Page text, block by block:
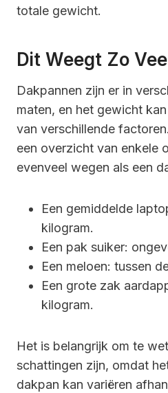
totale gewicht.
Dit Weegt Zo
Dakpannen zijn er in
maten, en het gewicht
van verschillende
een overzicht van enkele
evenveel wegen als een
Een gemiddelde
kilogram.
Een pak suiker:
Een meloen: tussen
Een grote zak
kilogram.
Het is belangrijk om te
schattingen zijn, omdat
dakpan kan variëren